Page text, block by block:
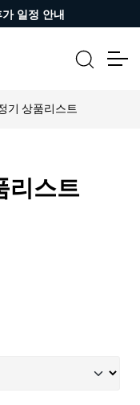
일정 안내
기 상품리스트
리스트